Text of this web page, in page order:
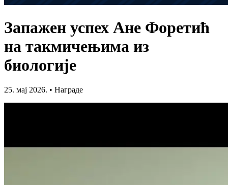
Запажен успех Ане Форетић
на такмичењима из
биологије
25. мај 2026. • Награде